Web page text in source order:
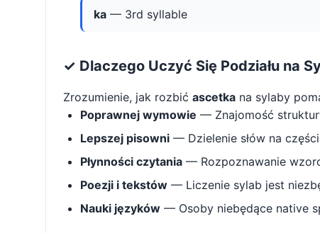
ka — 3rd syllable
✓ Dlaczego Uczyć Się Podziału na
Zrozumienie, jak rozbić ascetka na sylaby
Poprawnej wymowie — Znajomość
Lepszej pisowni — Dzielenie słów na
Płynności czytania — Rozpoznawanie
Poezji i tekstów — Liczenie sylab jest
Nauki języków — Osoby niebędące native